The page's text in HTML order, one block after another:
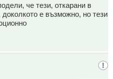
че тези, откарани в
е възможно, но тези